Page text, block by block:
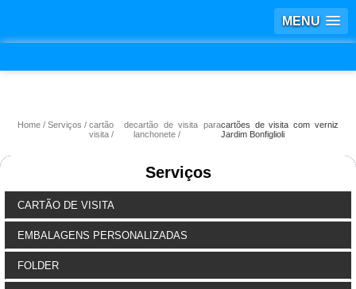
MENU
Home Serviços
cartão de
visita
cartão de visita para
lanchonete
cartões de visita com verniz
Jardim Bonfiglioli
Serviços
CARTÃO DE VISITA
EMBALAGENS PERSONALIZADAS
FOLDER